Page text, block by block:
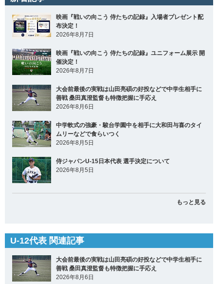
映画『戦いの向こう 侍たちの記録』入場者プレゼント配
布決定！
2026年8月7日
映画『戦いの向こう 侍たちの記録』ユニフォーム展示 開
催決定！
2026年8月7日
大会前最後の実戦は山田亮碩の好投などで中学生相手に
善戦 桑田真澄監督も特徴把握に手応え
2026年8月6日
中学軟式の強豪・駿台学園中を相手に大和田与喜のタイ
ムリーなどで食らいつく
2026年8月5日
侍ジャパンU-15日本代表 選手決定について
2026年8月5日
もっと見る
U-12代表 関連記事
大会前最後の実戦は山田亮碩の好投などで中学生相手に
善戦 桑田真澄監督も特徴把握に手応え
2026年8月6日